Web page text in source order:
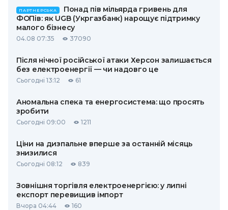
ПАРТНЕРСЬКА
Понад пів мільярда гривень для
ФОПів: як UGB (Укргазбанк) нарощує підтримку
малого бізнесу
04.08 07:35 37090
Після нічної російської атаки Херсон залишається
без електроенергії — чи надовго це
Сьогодні 13:12 61
Аномальна спека та енергосистема: що просять
зробити
Сьогодні 09:00 1211
Ціни на дизпальне вперше за останній місяць
знизилися
Сьогодні 08:12 839
Зовнішня торгівля електроенергією: у липні
експорт перевищив імпорт
Вчора 04:44 160